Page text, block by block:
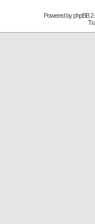
Powered byphpBB